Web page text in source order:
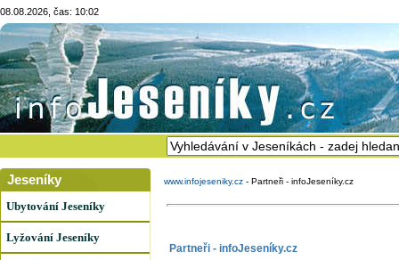
08.08.2026, čas: 10:02
Jeseníky
Ubytování Jeseníky
Lyžování Jeseníky
www.infojeseniky.cz - Partneři - infoJeseníky.cz
Partneři - infoJeseníky.cz